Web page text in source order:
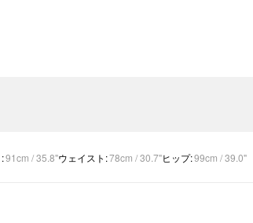
:91cm / 35.8"ウェイスト :78cm / 30.7"ヒップ:99cm / 39.0"